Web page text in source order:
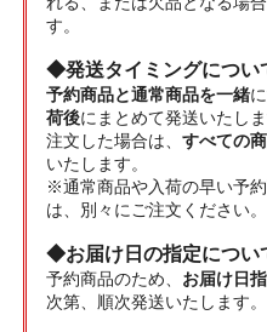
す。
◆発送タイミングについ
予約商品と通常商品を一緒
荷後にまとめて発送いたしま
注文した場合は、 すべての
いたします。
※通常商品や入荷の早い予
は、別々にご注文ください。
◆お届け日の指定につい
予約商品のため、 お届け日
次第、順次発送いたします。